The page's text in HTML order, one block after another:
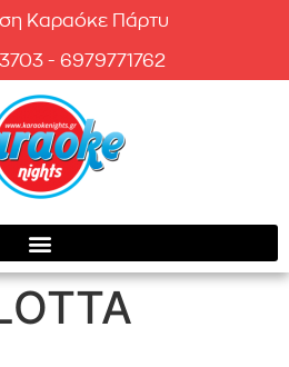
Καραόκε Πάρτυ
- 6979771762